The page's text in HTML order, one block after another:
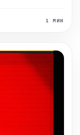
С 12:00 до1 МИН